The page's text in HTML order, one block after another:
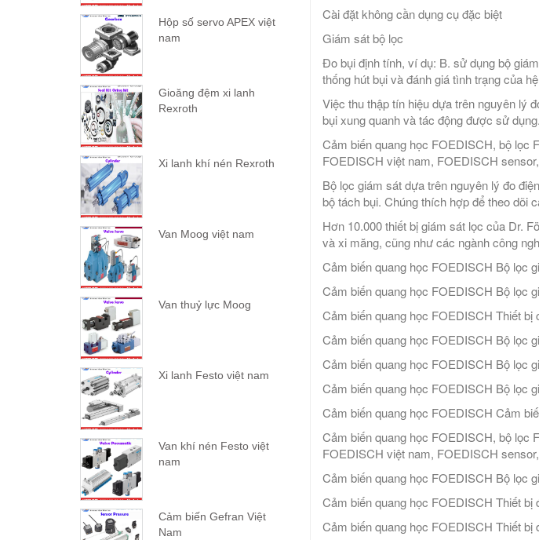
Cài đặt không cần dụng cụ đặc biệt
Giám sát bộ lọc
Đo bụi định tính, ví dụ: B. sử dụng bộ
thống hút bụi và đánh giá tình trạng của
Việc thu thập tín hiệu dựa trên nguyên lý
bụi xung quanh và tác động được sử dụng.
Cảm biến quang học FOEDISCH, bộ lọc
FOEDISCH việt nam, FOEDISCH
Bộ lọc giám sát dựa trên nguyên lý đo
bộ tách bụi. Chúng thích hợp để theo dõi
Hơn 10.000 thiết bị giám sát lọc của Dr.
và xi măng, cũng như các ngành công
Cảm biến quang học FOEDISCH Bộ lọc
Cảm biến quang học FOEDISCH Bộ lọc
Cảm biến quang học FOEDISCH Thiết bị
Cảm biến quang học FOEDISCH Bộ lọc
Cảm biến quang học FOEDISCH Bộ lọc
Cảm biến quang học FOEDISCH Bộ lọc
Cảm biến quang học FOEDISCH Cảm
Cảm biến quang học FOEDISCH, bộ lọc
FOEDISCH việt nam, FOEDISCH
Cảm biến quang học FOEDISCH Bộ lọc
Cảm biến quang học FOEDISCH Thiết bị
Cảm biến quang học FOEDISCH Thiết bị
Hộp số servo APEX việt
nam
Gioăng đệm xi lanh
Rexroth
Xi lanh khí nén Rexroth
Van Moog việt nam
Van thuỷ lực Moog
Xi lanh Festo việt nam
Van khí nén Festo việt
nam
Cảm biến Gefran Việt
Nam